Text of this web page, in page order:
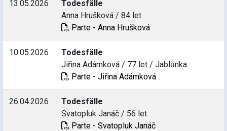
13.05.2026
Todesfälle
Anna Hrušková / 84 let
Parte - Anna Hrušková
10.05.2026
Todesfälle
Jiřina Adámková / 77 let / Jablůnka
Parte - Jiřina Adámková
26.04.2026
Todesfälle
Svatopluk Janáč / 56 let
Parte - Svatopluk Janáč